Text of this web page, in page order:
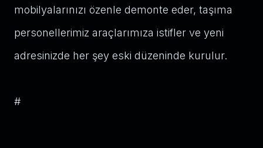
mobilyalarınızı özenle demonte eder, taşıma
personellerimiz araçlarımıza istifler ve yeni
adresinizde her şey eski düzeninde kurulur.
#